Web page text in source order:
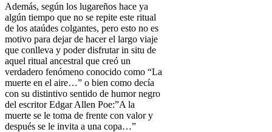
Además, según los lugareños hace ya
algún tiempo que no se repite este ritual
de los ataúdes colgantes, pero esto no es
motivo para dejar de hacer el largo viaje
que conlleva y poder disfrutar in situ de
aquel ritual ancestral que creó un
verdadero fenómeno conocido como “La
muerte en el aire…” o bien como decía
con su distintivo sentido de humor negro
del escritor Edgar Allen Poe:”A la
muerte se le toma de frente con valor y
después se le invita a una copa…”